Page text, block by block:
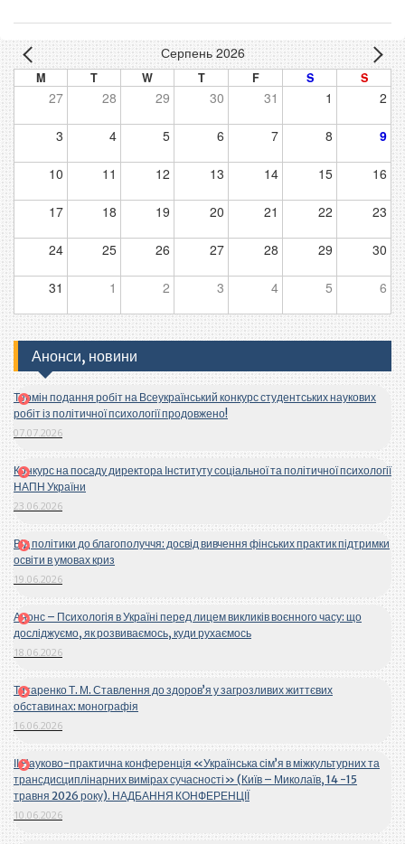
особливості
професійної
працівників
соціальної
сьогодення»
2018
«Наукові
записки
Тернопільського
національного
педагогічного
університету»
Серпень 2026
M T W T F S S
27 28 29 30 31 1 2
3 4 5 6 7 8 9
10 11 12 13 14 15 16
17 18 19 20 21 22 23
24 25 26 27 28 29 30
31 1 2 3 4 5 6
Анонси, новини
Термін подання робіт на Всеукраїнський конкурс студентських наукових
робіт із політичної психології продовжено!
07.07.2026
Конкурс на посаду директора Інституту соціальної та політичної психології
НАПН України
23.06.2026
Від політики до благополуччя: досвід вивчення фінських практик підтримки
освіти в умовах криз
19.06.2026
Анонс – Психологія в Україні перед лицем викликів воєнного часу: що
досліджуємо, як розвиваємось, куди рухаємось
18.06.2026
Титаренко Т. М. Ставлення до здоров’я у загрозливих життєвих
обставинах: монографія
16.06.2026
ІІ Науково-практична конференція «Українська сім’я в міжкультурних та
трансдисциплінарних вимірах сучасності» (Київ – Миколаїв, 14 -15
травня 2026 року). НАДБАННЯ КОНФЕРЕНЦІЇ
10.06.2026